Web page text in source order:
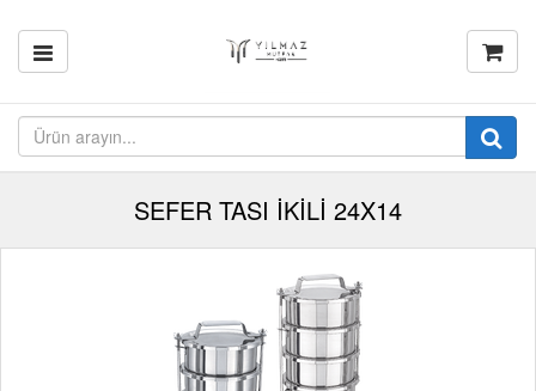
SEFER TASI İKİLİ 24X14